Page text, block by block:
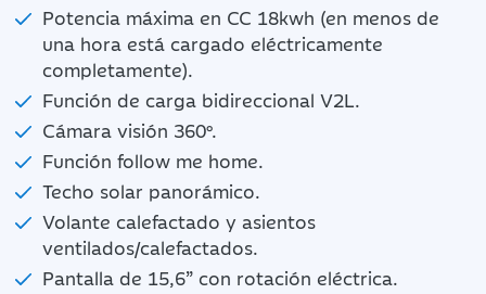
Potencia máxima en CC 18kwh (en menos de
una hora está cargado eléctricamente
completamente).
Función de carga bidireccional V2L.
Cámara visión 360º.
Función follow me home.
Techo solar panorámico.
Volante calefactado y asientos
ventilados/calefactados.
Pantalla de 15,6” con rotación eléctrica.